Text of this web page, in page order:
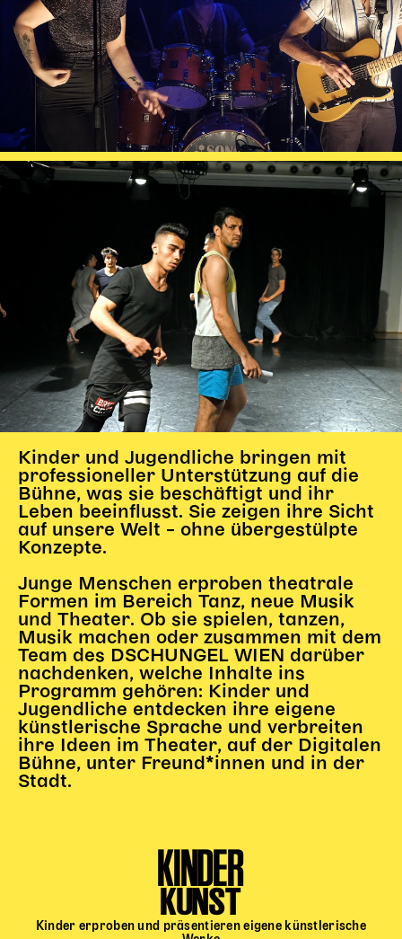
Kinder und Jugendliche bringen mit
professioneller Unterstützung auf die
Bühne, was sie beschäftigt und ihr
Leben beeinflusst. Sie zeigen ihre Sicht
auf unsere Welt – ohne übergestülpte
Konzepte.
Junge Menschen erproben theatrale
Formen im Bereich Tanz, neue Musik
und Theater. Ob sie spielen, tanzen,
Musik machen oder zusammen mit dem
Team des DSCHUNGEL WIEN darüber
nachdenken, welche Inhalte ins
Programm gehören: Kinder und
Jugendliche entdecken ihre eigene
künstlerische Sprache und verbreiten
ihre Ideen im Theater, auf der Digitalen
Bühne, unter Freund*innen und in der
Stadt.
KINDER
KUNST
Kinder erproben und präsentieren eigene künstlerische